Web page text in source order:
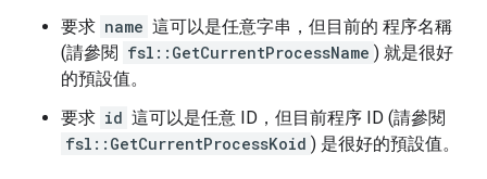
要求 name 這可以是任意字串，但目前的 程序名稱
(請參閱 fsl::GetCurrentProcessName ) 就是很好
的預設值。
要求 id 這可以是任意 ID，但目前程序 ID (請參閱
fsl::GetCurrentProcessKoid ) 是很好的預設值。